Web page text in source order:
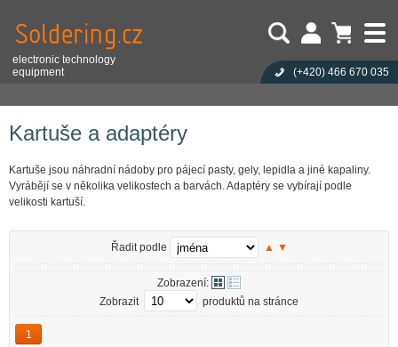
Kartuše a adaptéry
Kartuše jsou náhradní nádoby pro pájecí pasty, gely, lepidla a jiné kapaliny.
Vyrábějí se v několika velikostech a barvách. Adaptéry se vybírají podle
velikosti kartuší.
Řadit podle ▲ ▼
Zobrazení:
Zobrazit
produktů na stránce
1
electronic technology
equipment
(+420) 466 670 035
Nákupní košík je prázdný!
Počet produktů:0
Cena celkem:
Heslo:
Zapoměli jste heslo?
Nová registrace